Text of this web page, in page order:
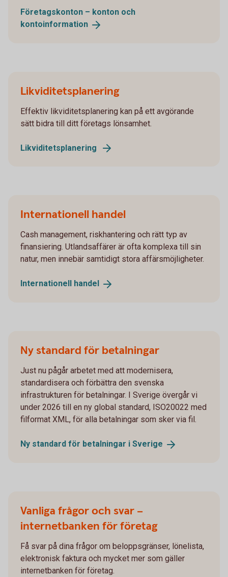
Företagskonton – konton och
kontoinformation
Likviditetsplanering
Effektiv likviditetsplanering kan på ett avgörande
sätt bidra till ditt företags lönsamhet.
Likviditetsplanering
Internationell handel
Cash management, riskhantering och rätt typ av
finansiering. Utlandsaffärer är ofta komplexa till sin
natur, men innebär samtidigt stora affärsmöjligheter.
Internationell handel
Ny standard för betalningar
Just nu pågår arbetet med att modernisera,
standardisera och förbättra den svenska
infrastrukturen för betalningar. I Sverige övergår vi
under 2026 till en ny global standard, ISO20022 med
filformat XML, för alla betalningar som sker via fil.
Ny standard för betalningar i Sverige
Vanliga frågor och svar –
internetbanken för företag
Få svar på dina frågor om beloppsgränser, lönelista,
elektronisk faktura och mycket mer som gäller
internetbanken för företag.